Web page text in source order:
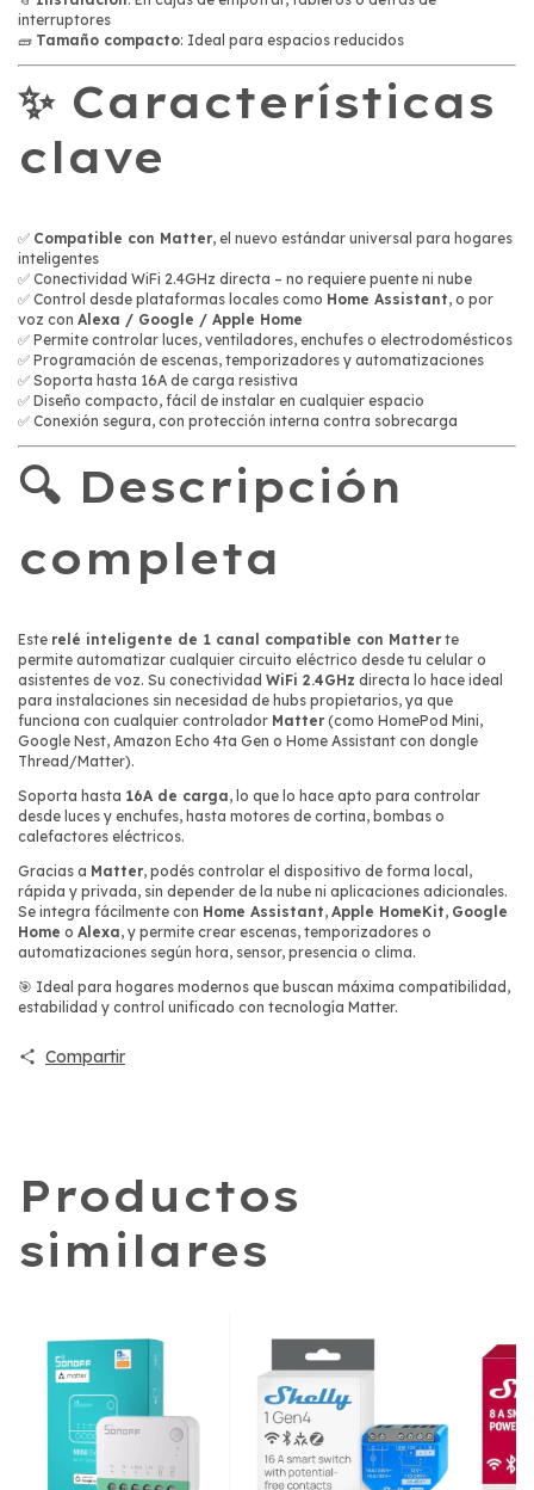
interruptores
🧱 Tamaño compacto: Ideal para espacios reducidos
✨ Características
clave
✅ Compatible con Matter, el nuevo estándar universal para hogares
inteligentes
✅ Conectividad WiFi 2.4GHz directa – no requiere puente ni nube
✅ Control desde plataformas locales como Home Assistant, o por
voz con Alexa / Google / Apple Home
✅ Permite controlar luces, ventiladores, enchufes o electrodomésticos
✅ Programación de escenas, temporizadores y automatizaciones
✅ Soporta hasta 16A de carga resistiva
✅ Diseño compacto, fácil de instalar en cualquier espacio
✅ Conexión segura, con protección interna contra sobrecarga
🔍 Descripción
completa
Este relé inteligente de 1 canal compatible con Matterte
permite automatizar cualquier circuito eléctrico desde tu celular o
asistentes de voz. Su conectividad WiFi 2.4GHz directa lo hace ideal
para instalaciones sin necesidad de hubs propietarios, ya que
funciona con cualquier controlador Matter(como HomePod Mini,
Google Nest, Amazon Echo 4ta Gen o Home Assistant con dongle
Thread/Matter).
Soporta hasta 16A de carga, lo que lo hace apto para controlar
desde luces y enchufes, hasta motores de cortina, bombas o
calefactores eléctricos.
Gracias a Matter, podés controlar el dispositivo de forma local,
rápida y privada, sin depender de la nube ni aplicaciones adicionales.
Se integra fácilmente con Home Assistant, Apple HomeKit, Google
Home o Alexa, y permite crear escenas, temporizadores o
automatizaciones según hora, sensor, presencia o clima.
🎯 Ideal para hogares modernos que buscan máxima compatibilidad,
estabilidad y control unificado con tecnología Matter.
Compartir
Productos
similares